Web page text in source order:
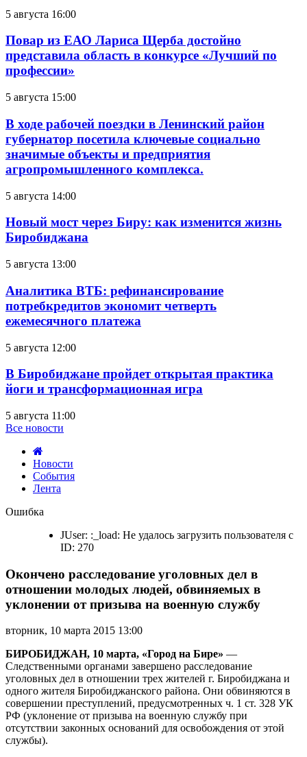
5 августа 16:00
Повар из ЕАО Лариса Щерба достойно
представила область в конкурсе «Лучший по
профессии»
5 августа 15:00
В ходе рабочей поездки в Ленинский район
губернатор посетила ключевые социально
значимые объекты и предприятия
агропромышленного комплекса.
5 августа 14:00
Новый мост через Биру: как изменится жизнь
Биробиджана
5 августа 13:00
Аналитика ВТБ: рефинансирование
потребкредитов экономит четверть
ежемесячного платежа
5 августа 12:00
В Биробиджане пройдет открытая практика
йоги и трансформационная игра
5 августа 11:00
Все новости
Новости
События
Лента
расследование
молодых
людей,
в
от
призыва
на
военную
службу
Ошибка
JUser: :_load: Не удалось загрузить пользователя с
ID: 270
Окончено расследование уголовных дел в
отношении молодых людей, обвиняемых в
уклонении от призыва на военную службу
вторник, 10 марта 2015 13:00
БИРОБИДЖАН, 10 марта, «Город на Бире» —
Следственными органами завершено расследование
уголовных дел в отношении трех жителей г. Биробиджана и
одного жителя Биробиджанского района. Они обвиняются в
совершении преступлений, предусмотренных ч. 1 ст. 328 УК
РФ (уклонение от призыва на военную службу при
отсутствии законных оснований для освобождения от этой
службы).